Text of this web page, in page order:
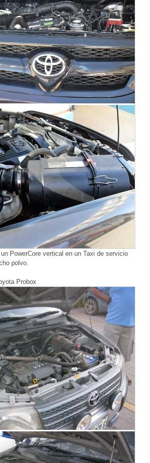
PowerCore vertical en un Taxi de servicio
polvo.
Probox